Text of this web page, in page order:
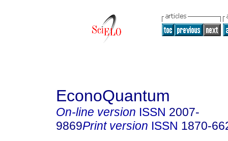
EconoQuantum
On-line version ISSN 2007-
9869Print version ISSN 1870-